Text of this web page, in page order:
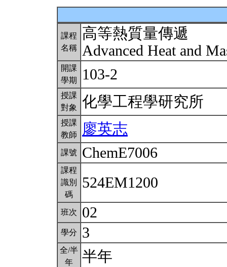
課程
名稱
高等熱質量傳遞
Advanced Heat and
開課
學期
103-2
授課
對象
化學工程學研究所
授課
教師
廖英志
課號 ChemE7006
課程
識別
碼
524EM1200
班次 02
學分 3
全/半
年
半年